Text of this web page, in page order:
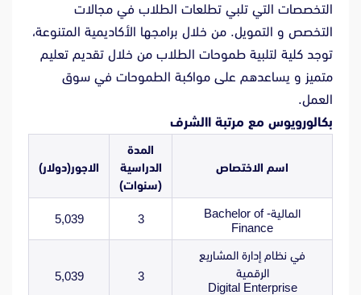
التخصصات التي تلبي تطلعات الطلاب في مجالات
التخصص و التمويل. من خلال برامجها الأكاديمية المتنوعة،
توجد كلية لتلبية طموحات الطلاب من خلال تقديم تعليم
متميز و يساعدهم على مواكبة الطموحات في سوق
العمل.
بكالورويوس مع مرتبة االشرف
اسم الاختصاص
المدة
الدراسية
(سنوات)
الاجور(دولار)
المالية- Bachelor of
Finance
3
5,039
في نظام إدارة المشاريع
الرقمية
Digital Enterprise
3
5,039